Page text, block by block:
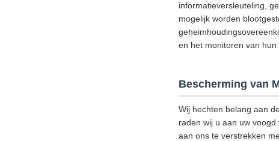
informatieversleuteling,
mogelijk worden
en het monitoren van hun
Bescherming van
Wij hechten belang aan
raden wij u aan uw
aan ons te verstrekken